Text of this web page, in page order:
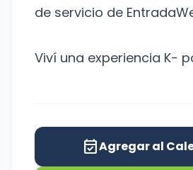
de servicio de
Viví una experiencia K-
event_availableAgregar al